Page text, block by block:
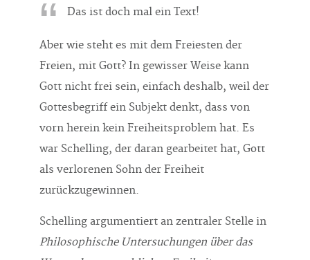
Das ist doch mal ein Text!
Aber wie steht es mit dem Freiesten der
Freien, mit Gott? In gewisser Weise kann
Gott nicht frei sein, einfach deshalb, weil der
Gottesbegriff ein Subjekt denkt, dass von
vorn herein kein Freiheitsproblem hat. Es
war Schelling, der daran gearbeitet hat, Gott
als verlorenen Sohn der Freiheit
zurückzugewinnen.
Schelling argumentiert an zentraler Stelle in
Philosophische Untersuchungen über das